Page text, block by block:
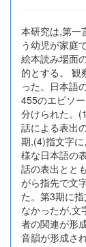
本研究は,第一
う幼児が家庭
絵本読み場面
的とする。 観
った。日本語
455のエピソ
分けられた。
話による表出
期,(4)指文字
様な日本語の
話の表出とと
がら指先で文
た。第3期に
なかったが,文
者の関連が形
音韻が形成さ